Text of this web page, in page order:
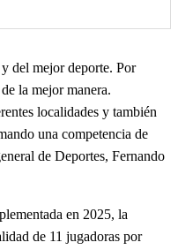
del mejor deporte. Por
la mejor manera.
localidades y también
una competencia de
de Deportes, Fernando
en 2025, la
de 11 jugadoras por